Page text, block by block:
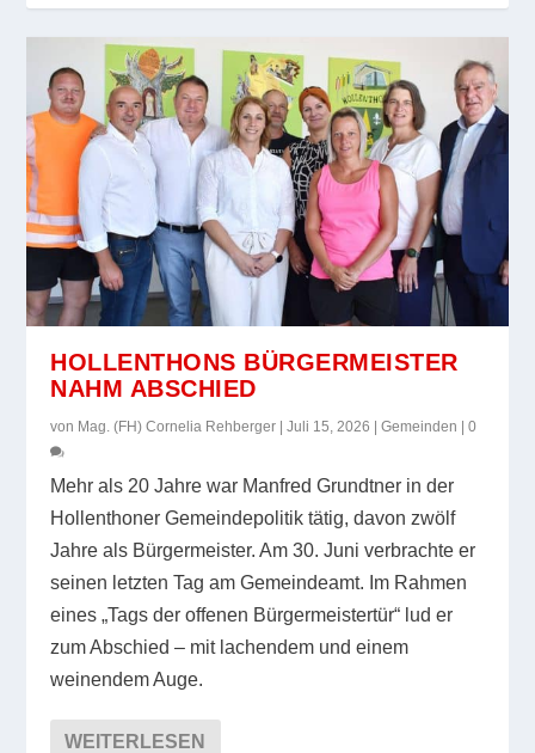
HOLLENTHONS BÜRGERMEISTER
NAHM ABSCHIED
von Mag. (FH) Cornelia Rehberger |Juli 15, 2026 |Gemeinden |0
Mehr als 20 Jahre war Manfred Grundtner in der
Hollenthoner Gemeindepolitik tätig, davon zwölf
Jahre als Bürgermeister. Am 30. Juni verbrachte er
seinen letzten Tag am Gemeindeamt. Im Rahmen
eines „Tags der offenen Bürgermeistertür“ lud er
zum Abschied – mit lachendem und einem
weinendem Auge.
WEITERLESEN